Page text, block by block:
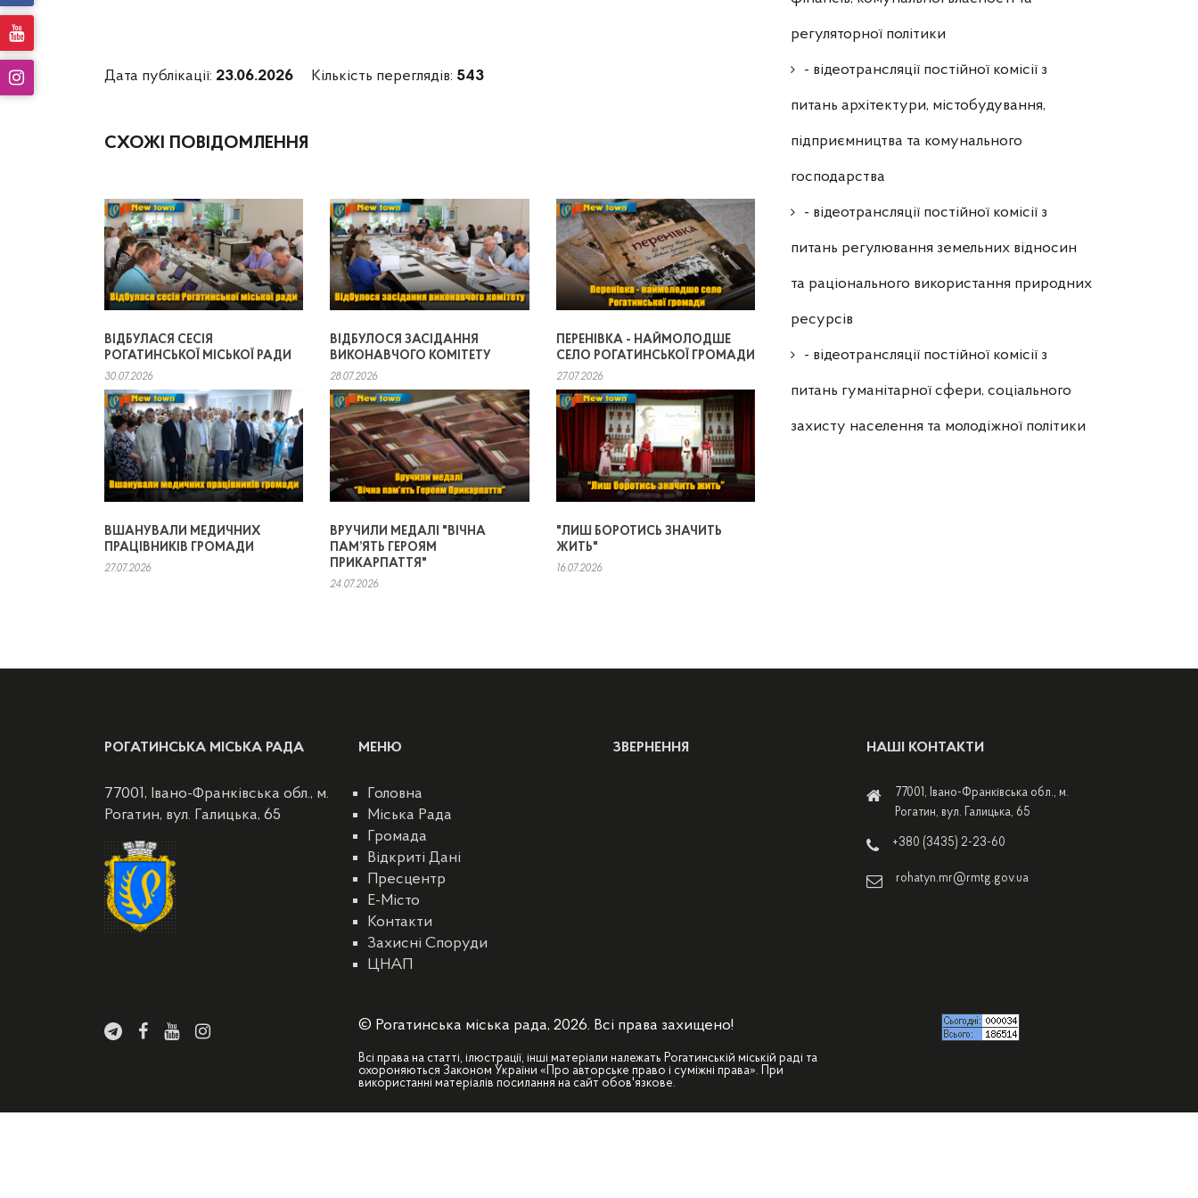
регуляторної політики
- відеотрансляції постійної комісії з
питань архітектури, містобудування,
підприємництва та комунального
господарства
- відеотрансляції постійної комісії з
питань регулювання земельних відносин
та раціонального використання природних
ресурсів
- відеотрансляції постійної комісії з
питань гуманітарної сфери, соціального
захисту населення та молодіжної політики
Дата публікації: 23.06.2026 Кількість переглядів: 543
СХОЖІ ПОВІДОМЛЕННЯ
ВІДБУЛАСЯ СЕСІЯ
РОГАТИНСЬКОЇ МІСЬКОЇ РАДИ
30.07.2026
ВІДБУЛОСЯ ЗАСІДАННЯ
ВИКОНАВЧОГО КОМІТЕТУ
28.07.2026
ПЕРЕНІВКА - НАЙМОЛОДШЕ
СЕЛО РОГАТИНСЬКОЇ ГРОМАДИ
27.07.2026
ВШАНУВАЛИ МЕДИЧНИХ
ПРАЦІВНИКІВ ГРОМАДИ
27.07.2026
ВРУЧИЛИ МЕДАЛІ "ВІЧНА
ПАМ’ЯТЬ ГЕРОЯМ
ПРИКАРПАТТЯ"
24.07.2026
"ЛИШ БОРОТИСЬ ЗНАЧИТЬ
ЖИТЬ"
16.07.2026
РОГАТИНСЬКА МІСЬКА РАДА
77001, Івано-Франківська обл., м.
Рогатин, вул. Галицька, 65
МЕНЮ
Головна
Міська Рада
Громада
Відкриті Дані
Пресцентр
E-Місто
Контакти
Захисні Споруди
ЦНАП
ЗВЕРНЕННЯ НАШІ КОНТАКТИ
77001, Івано-Франківська обл., м.
Рогатин, вул. Галицька, 65
+380 (3435) 2-23-60
rohatyn.mr@rmtg.gov.ua
© Рогатинська міська рада, 2026. Всі права захищено!
Всі права на статті, ілюстрації, інші матеріали належать Рогатинській міській раді та
охороняються Законом України «Про авторське право і суміжні права». При
використанні матеріалів посилання на сайт обов'язкове.